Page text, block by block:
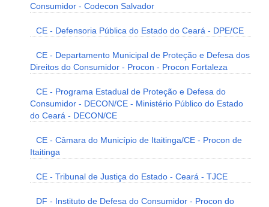
Consumidor - Codecon Salvador
CE - Defensoria Pública do Estado do Ceará - DPE/CE
CE - Departamento Municipal de Proteção e Defesa dos
Direitos do Consumidor - Procon - Procon Fortaleza
CE - Programa Estadual de Proteção e Defesa do
Consumidor - DECON/CE - Ministério Público do Estado
do Ceará - DECON/CE
CE - Câmara do Município de Itaitinga/CE - Procon de
Itaitinga
CE - Tribunal de Justiça do Estado - Ceará - TJCE
DF - Instituto de Defesa do Consumidor - Procon do